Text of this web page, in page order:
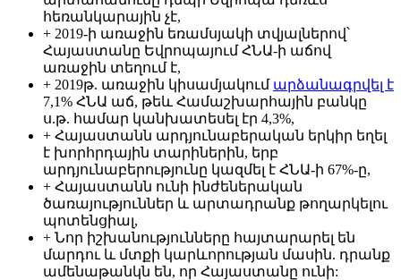
հեռանկարային չէ,
+ 2019-ի առաջին եռամսյակի տվյալներով՝
Հայաստանը Եվրոպայում ՀՆԱ-ի աճով
առաջին տեղում է,
+ 2019թ. առաջին կիսամյակում արձանագրվել է
7,1% ՀՆԱ աճ, թեև Համաշխարհային բանկը
ս.թ. համար կանխատեսել էր 4,3%,
+ Հայաստանն արդյունաբերական երկիր եղել
է խորհրդային տարիներին, երբ
արդյունաբերությունը կազմել է ՀՆԱ-ի 67%-ը,
+ Հայաստանն ունի ինժեներական
ծառայություններ և արտադրանք թողարկելու
պոտենցիալ,
+ Նոր իշխանությունները հայտարարել են
մարդու և մտքի կարևորության մասին. դրանք
ամենաթանկն են, որ Հայաստանը ունի: